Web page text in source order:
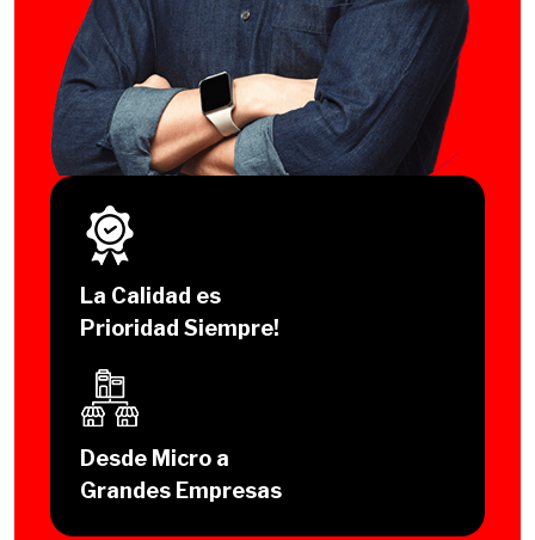
La Calidad es
Prioridad Siempre!
Desde Micro a
Grandes Empresas